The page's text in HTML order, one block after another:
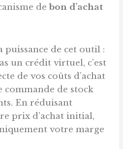
debon d’achat
puissance de cet outil :
un crédit virtuel, c’est
de vos coûts d’achat
de stock
En réduisant
prix d’achat initial,
votre marge